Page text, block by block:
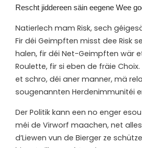
Rescht jiddereen säin eegene Wee
Natierlech mam Risk, sech
Fir déi Geimpften misst dee Risk
halen, fir déi Net-Geimpften wär
Roulette, fir si eben de fräie
et schro, déi aner manner, mä
sougenannten Herdenimmunitéi
Der Politik kann een no enger
méi de Virworf maachen, net
d’Liewen vun de Bierger ze